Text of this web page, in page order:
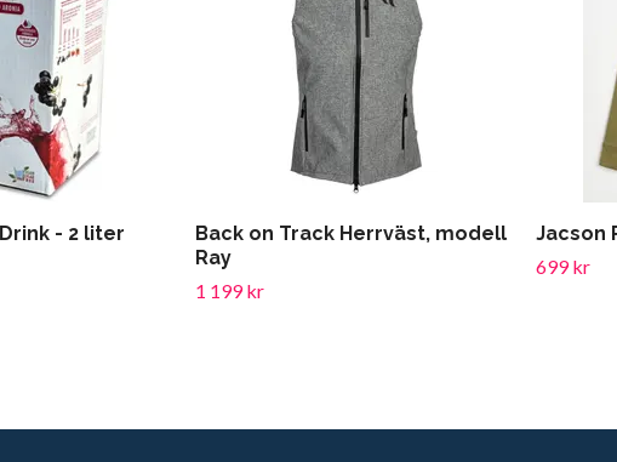
- 2 liter
Back on Track Herrväst, modell
Ray
1 199 kr
Jacson
699 kr